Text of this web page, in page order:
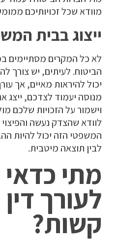
מוודא שכל זכויותיכם
ייצוג בבית
לא כל המקרים מסתיימים
הביטוח. לעיתים, יש צורך
יכול להיראות מאיים, אך
מנוסה יעמוד לצדכם, ייצג
וישמור על הזכויות שלכם
לוודא שהצדק נעשה
המשפטי הזה יכול להיות
לבין תוצאה מיטבית.
מתי
לעורך
קשות?